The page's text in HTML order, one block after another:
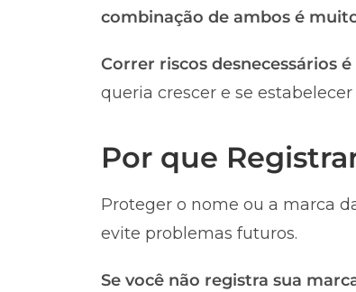
combinação de ambos é
Correr riscos desnecessários
queria crescer e se
Por que
Proteger o nome ou a marca
evite problemas futuros.
Se você não registra sua